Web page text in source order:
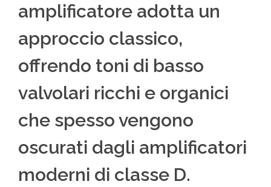
amplificatore adotta un
approccio classico,
offrendo toni di basso
valvolari ricchi e organici
che spesso vengono
oscurati dagli amplificatori
moderni di classe D.